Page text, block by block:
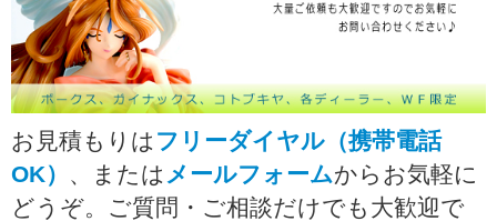
お見積もりは フリーダイヤル（携帯電話
OK）
、または メールフォームからお気軽に
どうぞ。ご質問・ご相談だけでも大歓迎で